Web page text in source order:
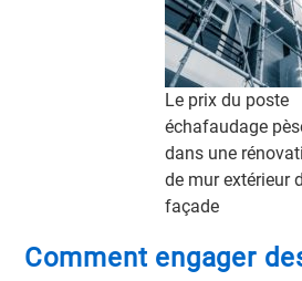
Le prix du poste
échafaudage
dans une
de mur extérieur
façade
Comment engager